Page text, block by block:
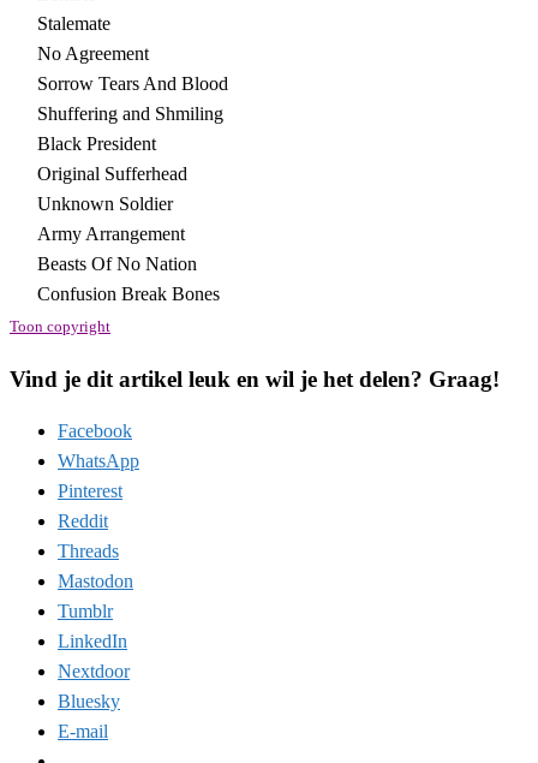
Stalemate
No Agreement
Sorrow Tears And Blood
Shuffering and Shmiling
Black President
Original Sufferhead
Unknown Soldier
Army Arrangement
Beasts Of No Nation
Confusion Break Bones
Toon copyright
Vind je dit artikel leuk en wil je het delen? Graag!
Facebook
WhatsApp
Pinterest
Reddit
Threads
Mastodon
Tumblr
LinkedIn
Nextdoor
Bluesky
E-mail